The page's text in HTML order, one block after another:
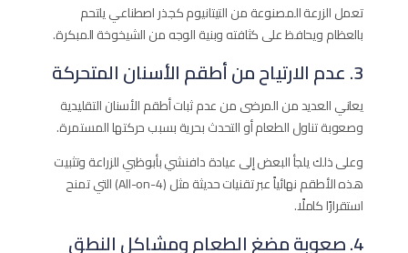
تعمل الزرعة المصنوعة من التيتانيوم كجذر اصطناعي يلتحم
بالعظام ويحافظ على كثافته وبنية الوجه من الشيخوخة المبكرة.
3. عدم الارتياح من أطقم الأسنان المتحركة
يعاني العديد من المرضى من عدم ثبات أطقم الأسنان التقليدية
وصعوبة تناول الطعام أو التحدث بحرية بسبب حركتها المستمرة.
وعلى ذلك يلجأ البعض إلى عيادة دافنشي بأبوظبي للزراعة وتثبيت
هذه الأطقم نهائياً عبر تقنيات حديثة مثل (All-on-4) التي تمنح
استقرارًا كاملًا.
4. صعوبة مضغ الطعام ومشاكل النطق